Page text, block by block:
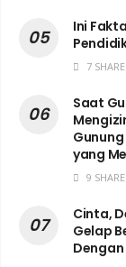
Ini
7
Saat
yang
9
Cinta,
Gelap